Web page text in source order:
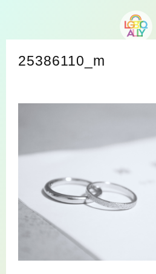
25386110_m